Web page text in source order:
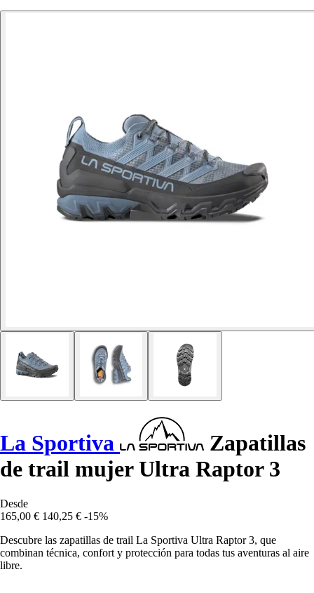
La Sportiva
Zapatillas
de trail mujer Ultra Raptor 3
Desde
165,00 € 140,25 € -15%
Descubre las zapatillas de trail La Sportiva Ultra Raptor 3, que
combinan técnica, confort y protección para todas tus aventuras al aire
libre.